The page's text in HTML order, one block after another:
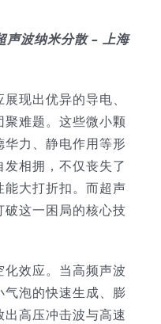
声波纳米分散 – 上海
现出优异的导电、
难题。这些微小颗
力、静电作用等形
相拥，不仅丧失了
大打折扣。而超声
这一困局的核心技
效应。当高频声波
泡的快速生成、膨
高压冲击波与高速